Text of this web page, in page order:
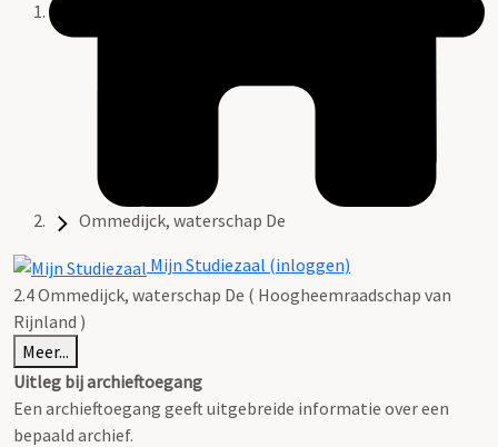
Ommedijck, waterschap De
Mijn Studiezaal (inloggen)
2.4 Ommedijck, waterschap De ( Hoogheemraadschap van
Rijnland )
Meer...
Uitleg bij archieftoegang
Een archieftoegang geeft uitgebreide informatie over een
bepaald archief.